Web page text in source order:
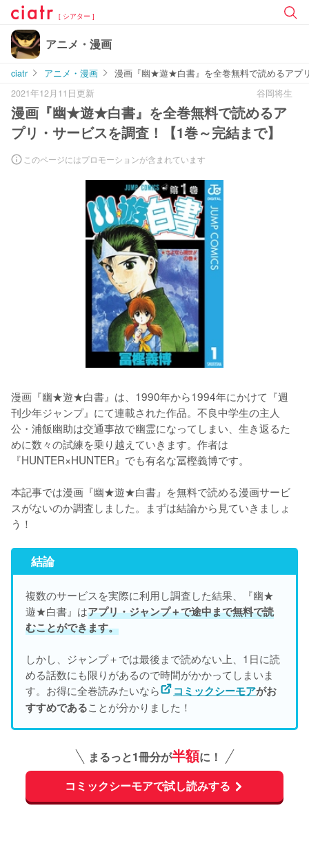
[ シアター ]
アニメ・漫画
ciatr アニメ・漫画
漫画『幽★遊★白書』を全巻無料で読めるアプ
2021年12月11日更新
谷岡将生
漫画『幽★遊★白書』を全巻無料で読めるア
プリ・サービスを調査！【1巻～完結まで】
このページにはプロモーションが含まれています
漫画『幽★遊★白書』は、1990年から1994年にかけて『週
刊少年ジャンプ』にて連載された作品。不良中学生の主人
公・浦飯幽助は交通事故で幽霊になってしまい、生き返るた
めに数々の試練を乗り越えていきます。作者は
『HUNTER×HUNTER』でも有名な冨樫義博です。
本記事では漫画『幽★遊★白書』を無料で読める漫画サービ
スがないのか調査しました。まずは結論から見ていきましょ
結論
複数のサービスを実際に利用し調査した結果、『幽★
遊★白書』はアプリ・ジャンプ＋で途中まで無料で読
むことができます。
しかし、ジャンプ＋では最後まで読めない上、1日に読
める話数にも限りがあるので時間がかかってしまいま
す。お得に全巻読みたいなら
コミックシーモアがお
すすめであることが分かりました！
まるっと1冊分が半額に！
コミックシーモアで試し読みする